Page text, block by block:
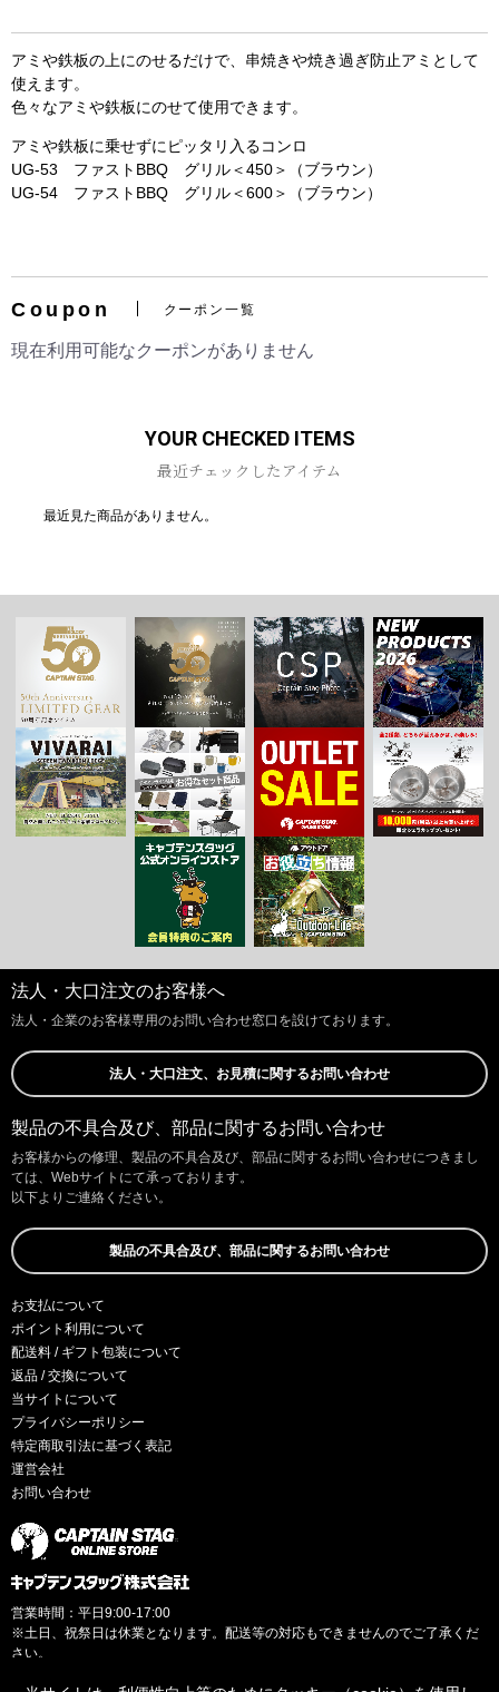
アミや鉄板の上にのせるだけで、串焼きや焼き過ぎ防止アミとして
使えます。
色々なアミや鉄板にのせて使用できます。
アミや鉄板に乗せずにピッタリ入るコンロ
UG-53 ファストBBQ グリル＜450＞（ブラウン）
UG-54 ファストBBQ グリル＜600＞（ブラウン）
Coupon クーポン一覧
現在利用可能なクーポンがありません
YOUR CHECKED ITEMS
最近チェックしたアイテム
最近見た商品がありません。
法人・大口注文のお客様へ
法人・企業のお客様専用のお問い合わせ窓口を設けております。
法人・大口注文、お見積に関するお問い合わせ
製品の不具合及び、部品に関するお問い合わせ
お客様からの修理、製品の不具合及び、部品に関するお問い合わせにつきまし
ては、Webサイトにて承っております。
以下よりご連絡ください。
製品の不具合及び、部品に関するお問い合わせ
お支払について
ポイント利用について
配送料 / ギフト包装について
返品 / 交換について
当サイトについて
プライバシーポリシー
特定商取引法に基づく表記
運営会社
お問い合わせ
営業時間：平日9:00-17:00
※土日、祝祭日は休業となります。配送等の対応もできませんのでご了承くだ
さい。